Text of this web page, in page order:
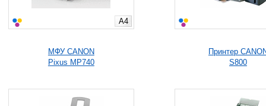
A4
МФУ CANON
Pixus MP740
Принтер
S800